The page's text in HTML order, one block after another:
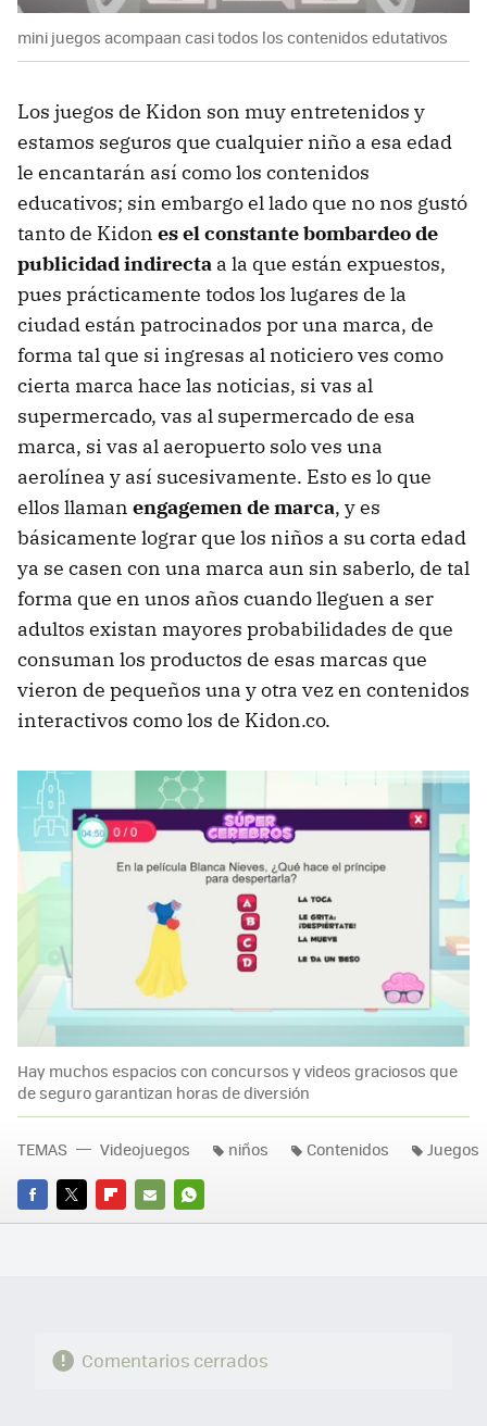
mini juegos acompaan casi todos los contenidos edutativos
Los juegos de Kidon son muy entretenidos y
estamos seguros que cualquier niño a esa edad
le encantarán así como los contenidos
educativos; sin embargo el lado que no nos gustó
tanto de Kidon es el constante bombardeo de
publicidad indirecta a la que están expuestos,
pues prácticamente todos los lugares de la
ciudad están patrocinados por una marca, de
forma tal que si ingresas al noticiero ves como
cierta marca hace las noticias, si vas al
supermercado, vas al supermercado de esa
marca, si vas al aeropuerto solo ves una
aerolínea y así sucesivamente. Esto es lo que
ellos llaman engagemen de marca, y es
básicamente lograr que los niños a su corta edad
ya se casen con una marca aun sin saberlo, de tal
forma que en unos años cuando lleguen a ser
adultos existan mayores probabilidades de que
consuman los productos de esas marcas que
vieron de pequeños una y otra vez en contenidos
interactivos como los de Kidon.co.
Hay muchos espacios con concursos y videos graciosos que
de seguro garantizan horas de diversión
FACEBOOK
TWITTERFLIPBOARD
E-
WHATSAPP
TEMAS Videojuegos niños Contenidos Juegos
Comentarios cerrados